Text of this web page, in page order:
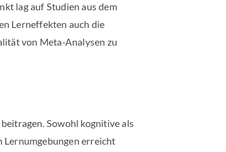
lag auf Studien aus dem
Lerneffekten auch die
von Meta-Analysen zu
Sowohl kognitive als
erreicht